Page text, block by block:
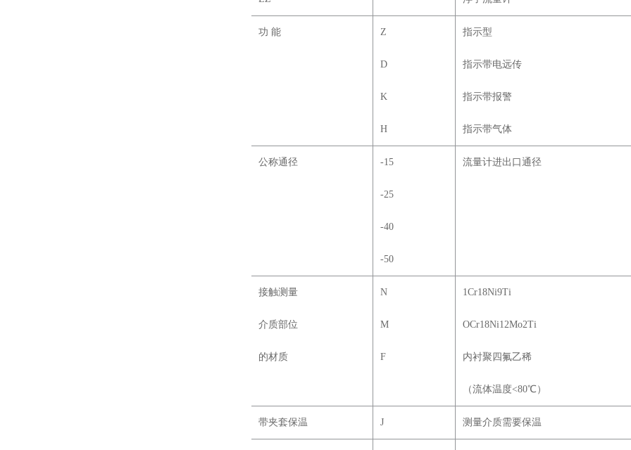
功 能 Z
D
K
H
指示型
指示带电远传
指示带报警
指示带气体
公称通径 -15
-25
-40
-50
流量计进出口通径
接触测量
介质部位
的材质
N
M
F
1Cr18Ni9Ti
OCr18Ni12Mo2Ti
内衬聚四氟乙稀
（流体温度<80℃ ）
带夹套保温 J 测量介质需要保温